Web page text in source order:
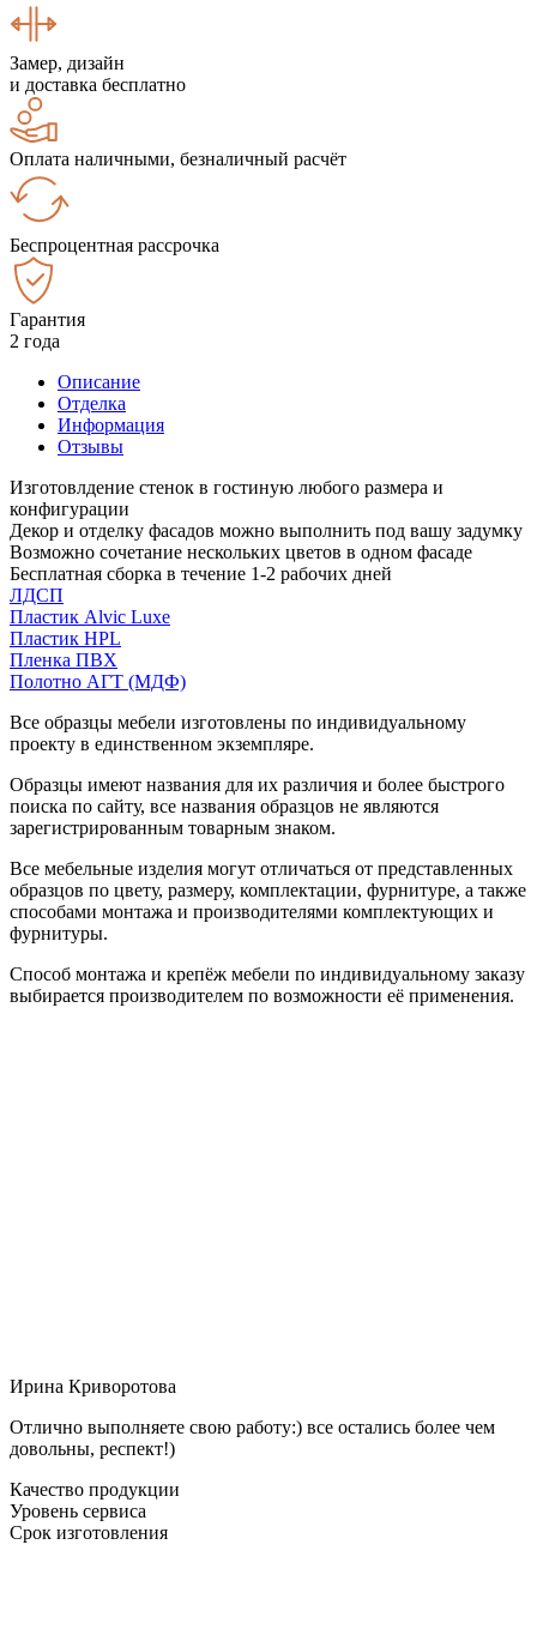
Замер, дизайн
и доставка бесплатно
Оплата наличными, безналичный расчёт
Беспроцентная рассрочка
Гарантия
2 года
Описание
Отделка
Информация
Отзывы
Изготовлдение стенок в гостиную любого размера и
конфигурации
Декор и отделку фасадов можно выполнить под вашу задумку
Возможно сочетание нескольких цветов в одном фасаде
Бесплатная сборка в течение 1-2 рабочих дней
ЛДСП
Пластик Alvic Luxe
Пластик HPL
Пленка ПВХ
Полотно АГТ (МДФ)
Все образцы мебели изготовлены по индивидуальному
проекту в единственном экземпляре.
Образцы имеют названия для их различия и более быстрого
поиска по сайту, все названия образцов не являются
зарегистрированным товарным знаком.
Все мебельные изделия могут отличаться от представленных
образцов по цвету, размеру, комплектации, фурнитуре, а также
способами монтажа и производителями комплектующих и
фурнитуры.
Способ монтажа и крепёж мебели по индивидуальному заказу
выбирается производителем по возможности её применения.
Ирина Криворотова
Отлично выполняете свою работу:) все остались более чем
довольны, респект!)
Качество продукции
Уровень сервиса
Срок изготовления